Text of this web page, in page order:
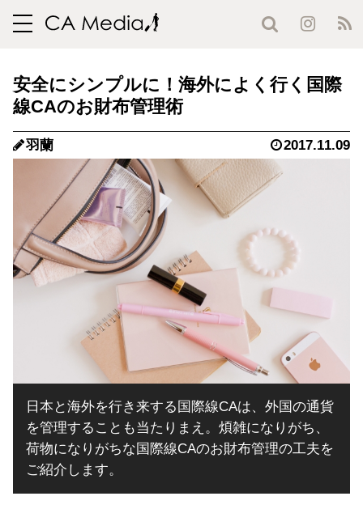
toggle
安全にシンプルに！海外によく行く国際
線CAのお財布管理術
羽蘭 2017.11.09
日本と海外を行き来する国際線CAは、外国の通貨
を管理することも当たりまえ。煩雑になりがち、
荷物になりがちな国際線CAのお財布管理の工夫を
ご紹介します。